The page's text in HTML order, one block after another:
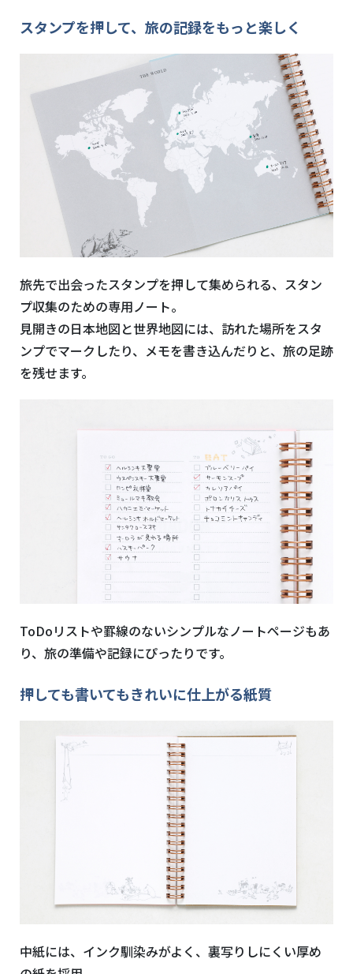
スタンプを押して、旅の記録をもっと楽しく
旅先で出会ったスタンプを押して集められる、スタン
プ収集のための専用ノート。
見開きの日本地図と世界地図には、訪れた場所をスタ
ンプでマークしたり、メモを書き込んだりと、旅の足跡
を残せます。
ToDoリストや罫線のないシンプルなノートページもあ
り、旅の準備や記録にぴったりです。
押しても書いてもきれいに仕上がる紙質
中紙には、インク馴染みがよく、裏写りしにくい厚め